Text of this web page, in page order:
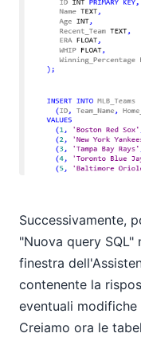
Successivamente,
"Nuova query
finestra
contenente la
eventuali modifiche
Creiamo ora le